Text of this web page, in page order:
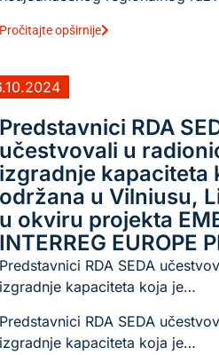
opširnije
RDA
u
kapaciteta
u Vilniusu,
okviru projekta
EUROPE
RDA SEDA
kapaciteta koja je…
RDA SEDA
kapaciteta koja je…